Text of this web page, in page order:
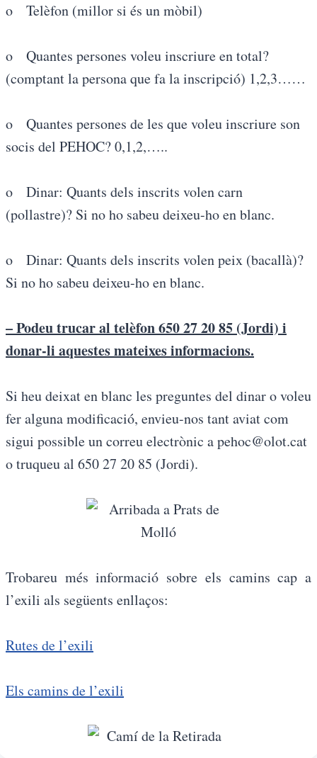
o Telèfon (millor si és un mòbil)
o Quantes persones voleu inscriure en total?
(comptant la persona que fa la inscripció) 1,2,3……
o Quantes persones de les que voleu inscriure son
socis del PEHOC? 0,1,2,…..
o Dinar: Quants dels inscrits volen carn
(pollastre)? Si no ho sabeu deixeu-ho en blanc.
o Dinar: Quants dels inscrits volen peix (bacallà)?
Si no ho sabeu deixeu-ho en blanc.
– Podeu trucar al telèfon 650 27 20 85 (Jordi) i
donar-li aquestes mateixes informacions.
Si heu deixat en blanc les preguntes del dinar o voleu
fer alguna modificació, envieu-nos tant aviat com
sigui possible un correu electrònic a pehoc@olot.cat
o truqueu al 650 27 20 85 (Jordi).
Trobareu més informació sobre els camins cap a
l’exili als següents enllaços:
Rutes de l’exili
Els camins de l’exili